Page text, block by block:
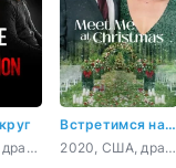
2021, США, драма, криминал
Встретимся на Рождество
2020, США, драма, мелодрама